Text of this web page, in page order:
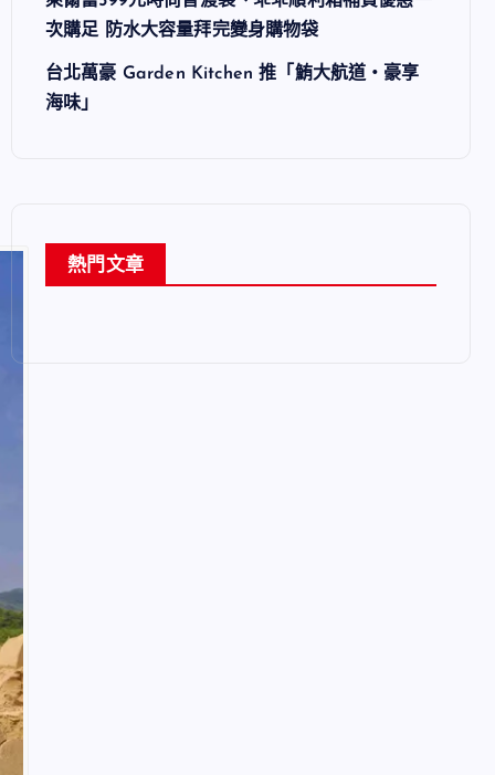
次購足 防水大容量拜完變身購物袋
台北萬豪 Garden Kitchen 推「鮪大航道・豪享
海味」
熱門文章